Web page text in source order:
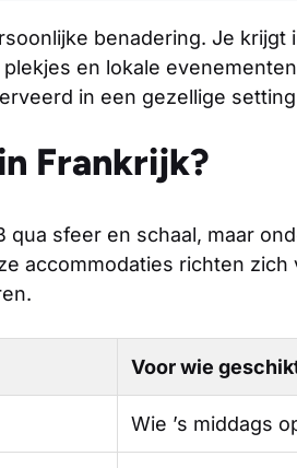
benadering. Je krijgt
en lokale
in een gezellige
Frankrijk?
qua sfeer en schaal, maar
accommodaties richten
Voor wie
Wie ’s middags